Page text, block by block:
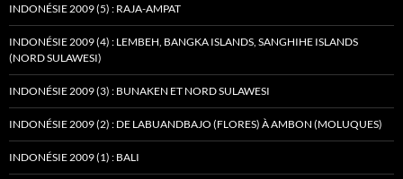
INDONÉSIE 2009 (5) : RAJA-AMPAT
INDONÉSIE 2009 (4) : LEMBEH, BANGKA ISLANDS, SANGHIHE ISLANDS
(NORD SULAWESI)
INDONÉSIE 2009 (3) : BUNAKEN ET NORD SULAWESI
INDONÉSIE 2009 (2) : DE LABUANDBAJO (FLORES) À AMBON (MOLUQUES)
INDONÉSIE 2009 (1) : BALI